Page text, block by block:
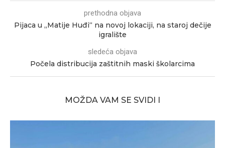
prethodna objava
Pijaca u „Matije Huđi“ na novoj lokaciji, na staroj dečije
igralište
sledeća objava
Počela distribucija zaštitnih maski školarcima
MOŽDA VAM SE SVIDI I